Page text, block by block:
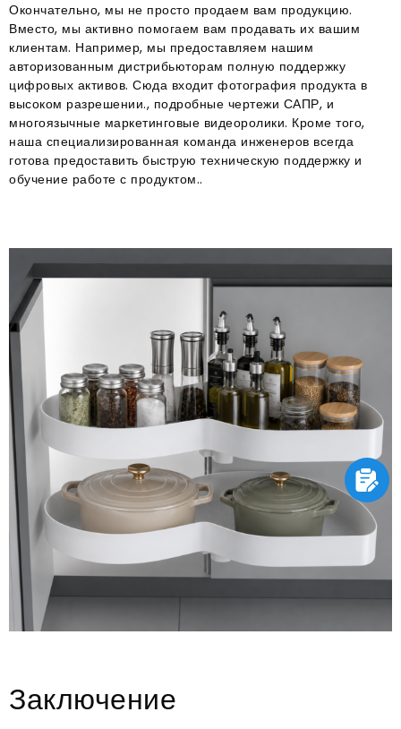
Окончательно, мы не просто продаем вам продукцию.
Вместо, мы активно помогаем вам продавать их вашим
клиентам. Например, мы предоставляем нашим
авторизованным дистрибьюторам полную поддержку
цифровых активов. Сюда входит фотография продукта в
высоком разрешении., подробные чертежи САПР, и
многоязычные маркетинговые видеоролики. Кроме того,
наша специализированная команда инженеров всегда
готова предоставить быструю техническую поддержку и
обучение работе с продуктом..
Заключение